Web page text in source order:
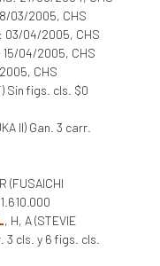
03/2005, CHS
03/04/2005, CHS
15/04/2005, CHS
CHS
Sin figs. cls. $0
II) Gan. 3 carr.
(FUSAICHI
, H, A (STEVIE
3 cls. y 6 figs. cls.